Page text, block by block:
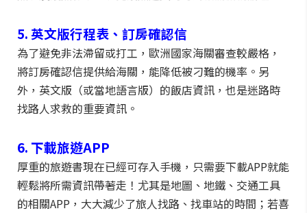
5. 英文版行程表、訂房確認信
為了避免非法滯留或打工，歐洲國家海關審查較嚴格，
將訂房確認信提供給海關，能降低被刁難的機率。另
外，英文版（或當地語言版）的飯店資訊，也是迷路時
找路人求救的重要資訊。
6. 下載旅遊APP
厚重的旅遊書現在已經可存入手機，只需要下載APP就能
輕鬆將所需資訊帶著走！尤其是地圖、地鐵、交通工具
的相關APP，大大減少了旅人找路、找車站的時間；若喜